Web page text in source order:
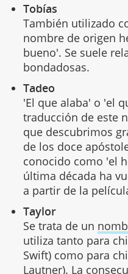
Tobías
También utilizado
nombre de origen
bueno'. Se suele
bondadosas.
Tadeo
'El que alaba' o 'el
traducción de este
que descubrimos
de los doce
conocido como 'el
última década ha
a partir de la
Taylor
Se trata de un
utiliza tanto para
Swift) como para
Lautner). La